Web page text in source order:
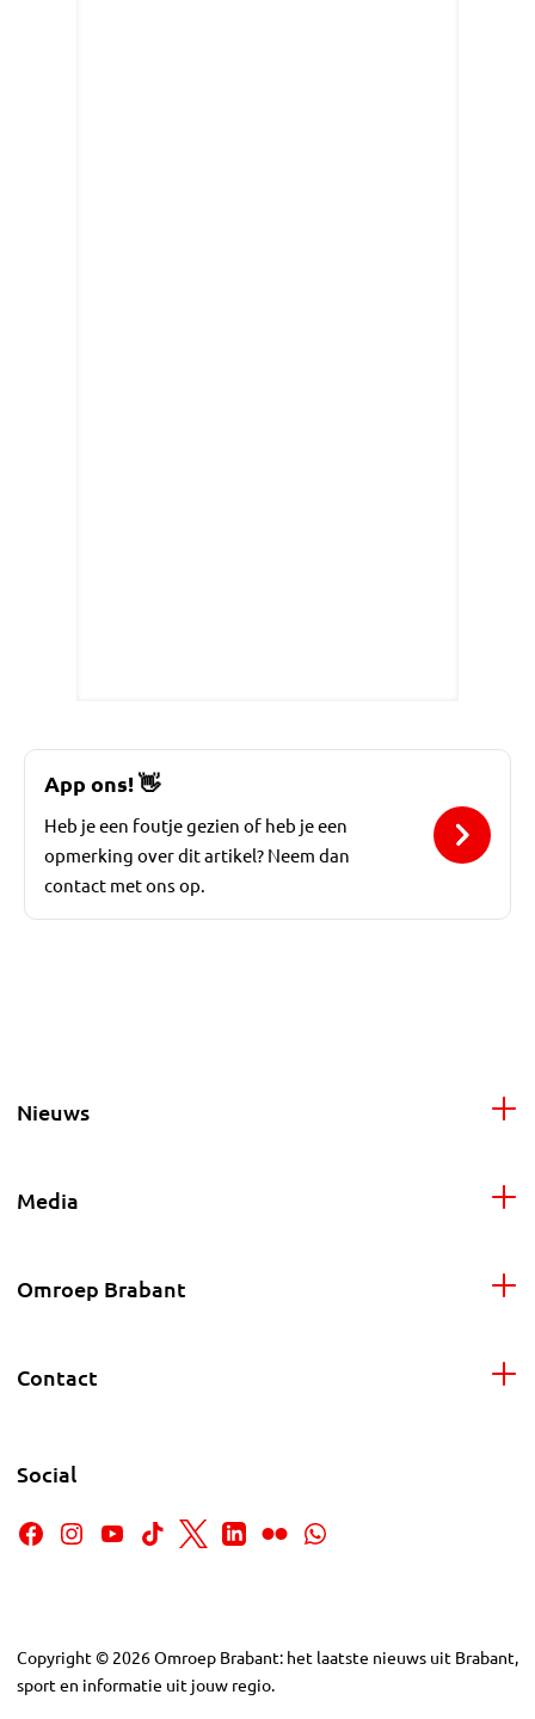
App ons!👋
Heb je een foutje gezien of heb je een
opmerking over dit artikel? Neem dan
contact met ons op.
Nieuws
Media
Omroep Brabant
Contact
Social
Copyright © 2026Omroep Brabant: het laatste nieuws uit Brabant,
sport en informatie uit jouw regio.